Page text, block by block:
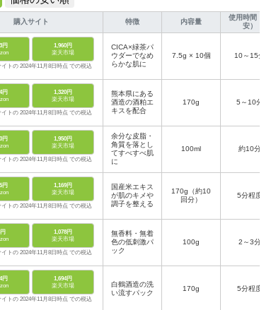
購入サイト 特徴 内容量
使用時間（目
安）
円
1,960円
楽天市場
トの 2024年11月8日時点 での税込
CICA×緑茶パ
ウダーでなめ
らかな肌に
7.5g × 10個 10～15分
円
1,320円
楽天市場
トの 2024年11月8日時点 での税込
熊本県にある
酒造の酒粕エ
キスを配合
170g 5～10分
円
1,950円
楽天市場
トの 2024年11月8日時点 での税込
余分な皮脂・
角質を落とし
てすべすべ肌
に
100ml 約10分
円
1,169円
楽天市場
トの 2024年11月8日時点 での税込
国産米エキス
が肌のキメや
調子を整える
170g（約10
回分）
5分程度
1,078円
楽天市場
トの 2024年11月8日時点 での税込
無香料・無着
色の低刺激パ
ック
100g 2～3分
円
1,694円
楽天市場
トの 2024年11月8日時点 での税込
白鶴酒造の洗
い流すパック
170g 5分程度